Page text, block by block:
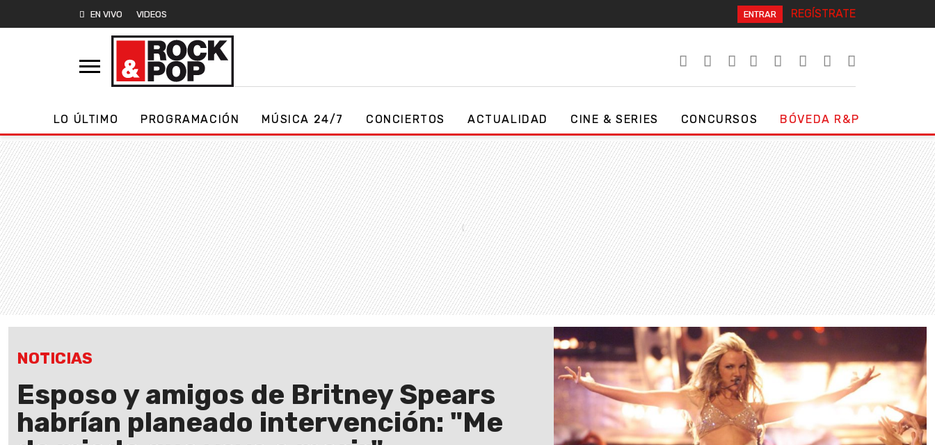
EN VIVO VIDEOS ENTRAR REGÍSTRATE
LO ÚLTIMO PROGRAMACIÓN MÚSICA 24/7 CONCIERTOS ACTUALIDAD CINE & SERIES CONCURSOS BÓVEDA R&P
NOTICIAS
Esposo y amigos de Britney Spears
habrían planeado intervención: "Me